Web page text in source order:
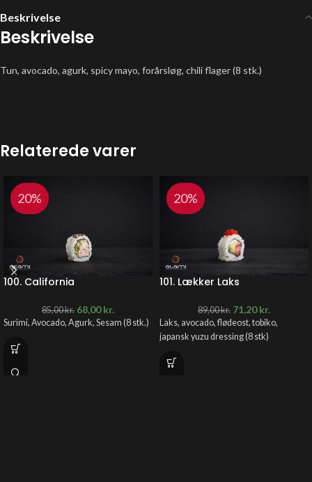
Beskrivelse
Beskrivelse
Tun, avocado, agurk, spicy mayo, forårsløg, chili flager (8 stk.)
Relaterede varer
20%
100. California
85,00kr. 68,00kr.
Surimi, Avocado, Agurk, Sesam (8 stk.)
20%
101. Lækker Laks
89,00kr. 71,20kr.
Laks, avocado, flødeost, tobiko,
japansk yuzu dressing (8 stk)